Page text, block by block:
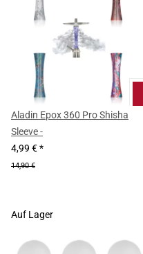
Aladin Epox 360 Pro Shisha
Sleeve -
4,99 €*
14,90 €
Auf Lager